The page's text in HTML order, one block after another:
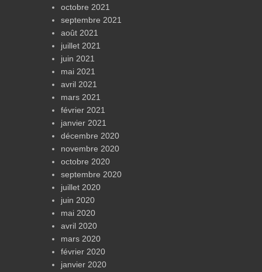
octobre 2021
septembre 2021
août 2021
juillet 2021
juin 2021
mai 2021
avril 2021
mars 2021
février 2021
janvier 2021
décembre 2020
novembre 2020
octobre 2020
septembre 2020
juillet 2020
juin 2020
mai 2020
avril 2020
mars 2020
février 2020
janvier 2020